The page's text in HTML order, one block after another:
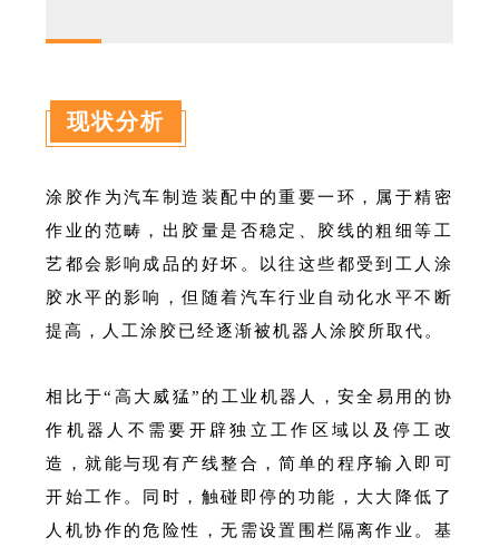
现状分析
涂胶作为汽车制造装配中的重要一环，属于精密
作业的范畴，出胶量是否稳定、胶线的粗细等工
艺都会影响成品的好坏。以往这些都受到工人涂
胶水平的影响，但随着汽车行业自动化水平不断
提高，人工涂胶已经逐渐被机器人涂胶所取代。
相比于“高大威猛”的工业机器人，安全易用的协
作机器人不需要开辟独立工作区域以及停工改
造，就能与现有产线整合，简单的程序输入即可
开始工作。同时，触碰即停的功能，大大降低了
人机协作的危险性，无需设置围栏隔离作业。基